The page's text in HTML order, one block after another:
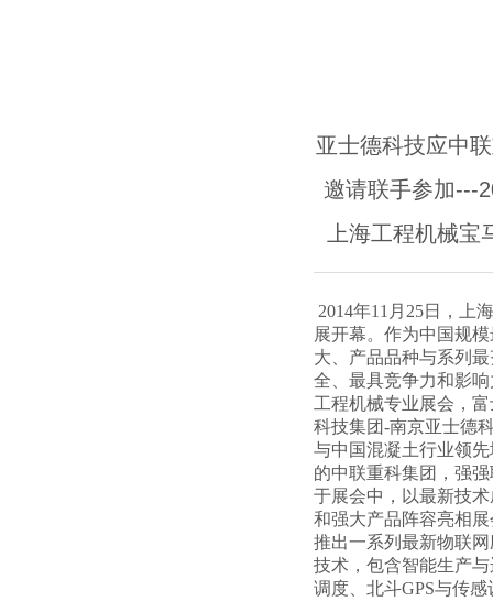
亚士德科技应中
邀请联手参加---
上海工程机械宝
2014年11月25日，上
展开幕。作为中国规模
大、产品品种与系列最
全、最具竞争力和影
工程机械专业展会，
科技集团-南京亚士德
与中国混凝土行业领
的中联重科集团，强
于展会中，以最新技
和强大产品阵容亮相
推出一系列最新物联
技术，包含智能生产
调度、北斗GPS与传感